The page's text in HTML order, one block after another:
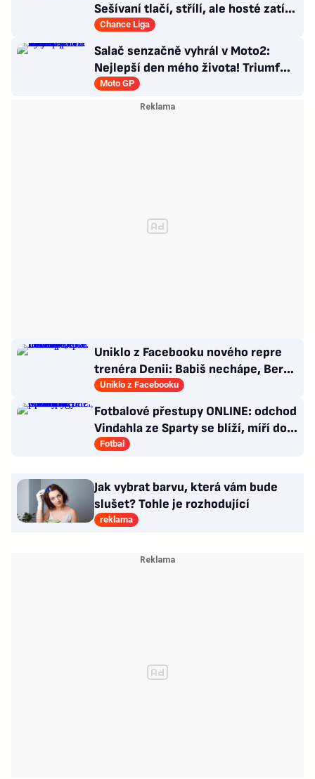
Sešívaní tlačí, střílí, ale hosté zatím
odolávají
Chance Liga
Salač senzačně vyhrál v Moto2:
Nejlepší den mého života! Triumf
pro Česko po 16 letech
Moto GP
Uniklo z Facebooku nového repre
trenéra Denii: Babiš nechápe, Berbr
přivítal naivku
Uniklo z Facebooku
Fotbalové přestupy ONLINE: odchod
Vindahla ze Sparty se blíží, míří do
druhé italské ligy
Fotbal
Jak vybrat barvu, která vám bude
slušet? Tohle je rozhodující
reklama